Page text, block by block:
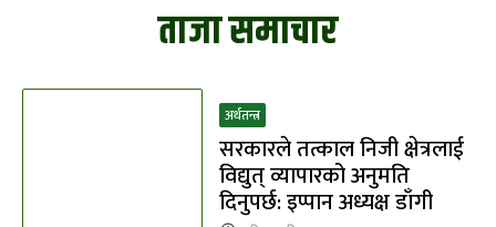
ताजा समाचार
अर्थतन्त्र
सरकारले तत्काल निजी क्षेत्रलाई
विद्युत् व्यापारको अनुमति
दिनुपर्छ: इप्पान अध्यक्ष डाँगी